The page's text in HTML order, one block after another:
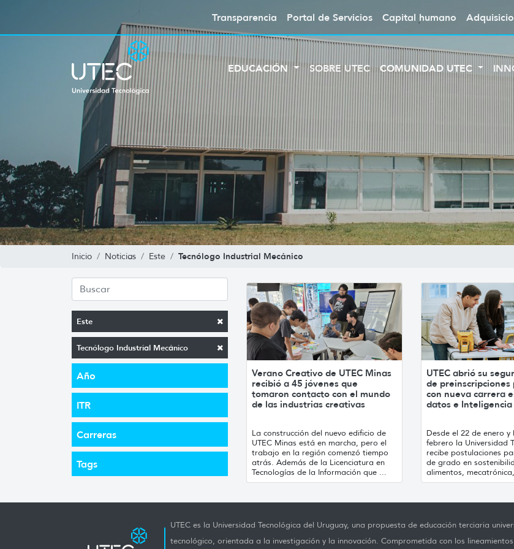
Transparencia Portal de Servicios Capital humano
EDUCACIÓN SOBRE UTEC COMUNIDAD UTEC
Inicio Noticias Este Tecnólogo Industrial Mecánico
Este
Tecnólogo Industrial Mecánico
Año
ITR
Carreras
Tags
Verano Creativo de UTEC Minas
recibió a 45 jóvenes que
tomaron contacto con el mundo
de las industrias creativas
La construcción del nuevo edificio de
UTEC Minas está en marcha, pero el
trabajo en la región comenzó tiempo
atrás. Además de la Licenciatura en
Tecnologías de la Información que ...
UTEC abrió su
de preinscripciones
con nueva carrera
datos e
Desde el 22 de enero
febrero la Universidad
recibe postulaciones
de grado en
alimentos,
UTEC es la Universidad Tecnológica del Uruguay, una propuesta de educación terciaria
tecnológico, orientada a la investigación y la innovación. Comprometida con los